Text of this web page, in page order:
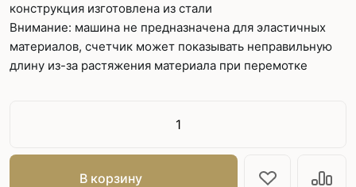
конструкция изготовлена из стали
Внимание: машина не предназначена для эластичных
материалов, счетчик может показывать неправильную
длину из-за растяжения материала при перемотке
В корзину